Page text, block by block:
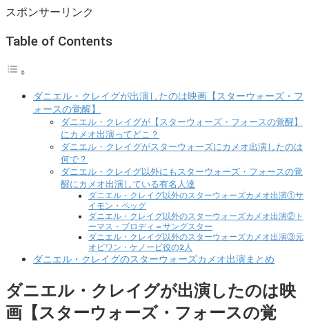
スポンサーリンク
Table of Contents
ダニエル・クレイグが出演したのは映画【スターウォーズ・フ
ォースの覚醒】
ダニエル・クレイグが【スターウォーズ・フォースの覚醒】
にカメオ出演ってどこ？
ダニエル・クレイグがスターウォーズにカメオ出演したのは
何で？
ダニエル・クレイグ以外にもスターウォーズ・フォースの覚
醒にカメオ出演している有名人達
ダニエル・クレイグ以外のスターウォーズカメオ出演①サ
イモン・ペッグ
ダニエル・クレイグ以外のスターウォーズカメオ出演②ト
ーマス・ブロディ＝サングスター
ダニエル・クレイグ以外のスターウォーズカメオ出演③元
オビワン・ケノービ役の2人
ダニエル・クレイグのスターウォーズカメオ出演まとめ
ダニエル・クレイグが出演したのは映
画【スターウォーズ・フォースの覚